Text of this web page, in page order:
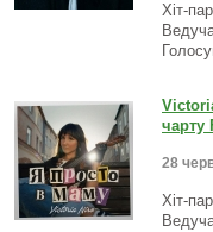
Хіт-
чарту
28
Хіт-